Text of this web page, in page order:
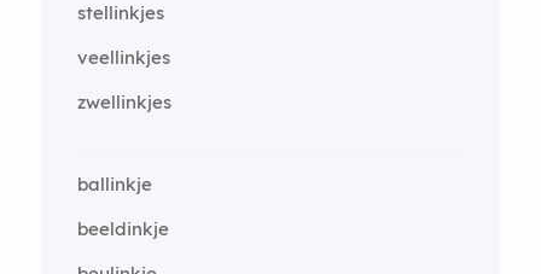
stellinkjes
veellinkjes
zwellinkjes
ballinkje
beeldinkje